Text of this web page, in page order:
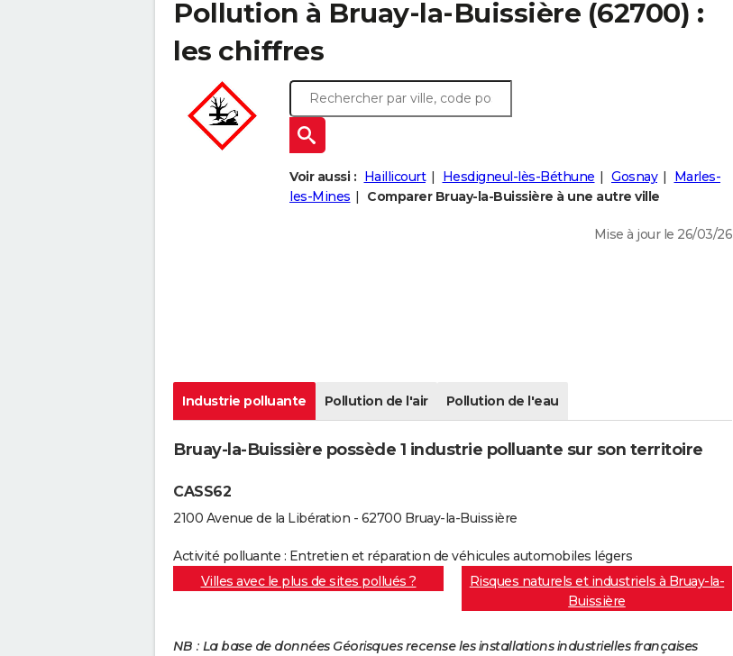
Pollution à Bruay-la-Buissière (62700) :
les chiffres
Voir aussi : Haillicourt Hesdigneul-lès-Béthune Gosnay
Marles-
les-Mines
Comparer Bruay-la-Buissière à une autre ville
Mise à jour le 26/03/26
Industrie polluante Pollution de l'air Pollution de l'eau
Bruay-la-Buissière possède 1 industrie polluante sur son territoire
CASS62
2100 Avenue de la Libération - 62700 Bruay-la-Buissière
Activité polluante : Entretien et réparation de véhicules automobiles légers
Villes avec le plus de sites pollués ?
Risques naturels et industriels à Bruay-la-
Buissière
NB : La base de données Géorisques recense les installations industrielles françaises